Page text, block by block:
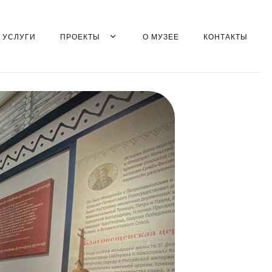
УСЛУГИ ПРОЕКТЫ О МУЗЕЕ КОНТАКТЫ